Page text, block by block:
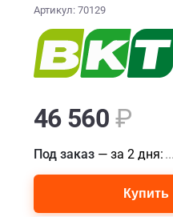
Артикул: 70129
46 560 ₽
Под заказ — за 2 дня:
Купить